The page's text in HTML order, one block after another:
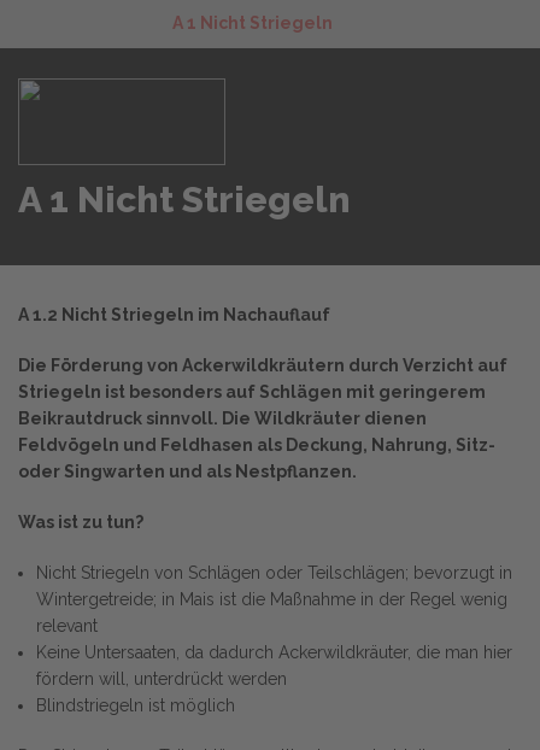
A 1 Nicht Striegeln
A 1 Nicht Striegeln
A 1.2 Nicht Striegeln im Nachauflauf
Die Förderung von Ackerwildkräutern durch Verzicht auf
Striegeln ist besonders auf Schlägen mit geringerem
Beikrautdruck sinnvoll. Die Wildkräuter dienen
Feldvögeln und Feldhasen als Deckung, Nahrung, Sitz-
oder Singwarten und als Nestpflanzen.
Was ist zu tun?
Nicht Striegeln von Schlägen oder Teilschlägen; bevorzugt in
Wintergetreide; in Mais ist die Maßnahme in der Regel wenig
relevant
Keine Untersaaten, da dadurch Ackerwildkräuter, die man hier
fördern will, unterdrückt werden
Blindstriegeln ist möglich